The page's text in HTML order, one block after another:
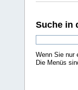
Suche in
Wenn Sie nur
Die Menüs